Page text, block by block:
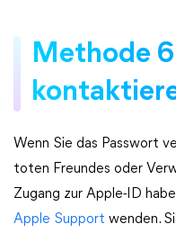
Methode
Wenn Sie das Passwort
toten Freundes oder
Zugang zur Apple-ID
Apple Support wenden.